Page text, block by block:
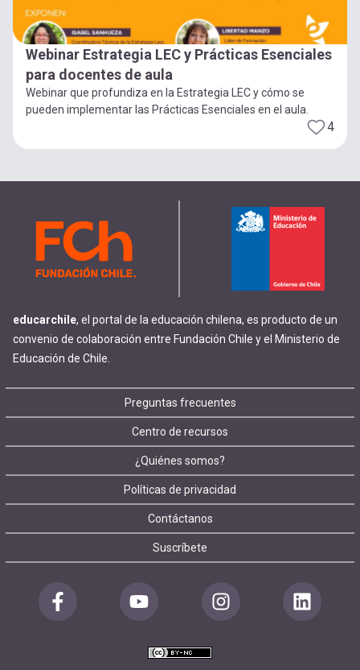
Webinar Estrategia LEC y Prácticas Esenciales
para docentes de aula
Webinar que profundiza en la Estrategia LEC y cómo se
pueden implementar las Prácticas Esenciales en el aula.
4
educarchile, el portal de la educación chilena, es producto de un
convenio de colaboración entre Fundación Chile y el Ministerio de
Educación de Chile.
Footer
menu
Preguntas frecuentes
Centro de recursos
¿Quiénes somos?
Políticas de privacidad
Contáctanos
Suscríbete
Redes